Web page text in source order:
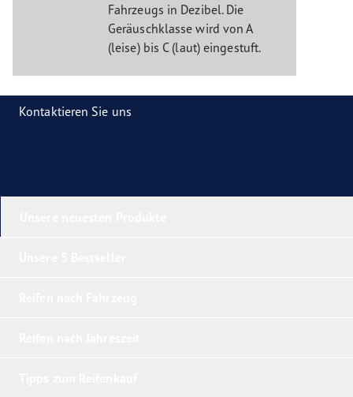
Fahrzeugs in Dezibel. Die
Geräuschklasse wird von A
(leise) bis C (laut) eingestuft.
Kontaktieren Sie uns